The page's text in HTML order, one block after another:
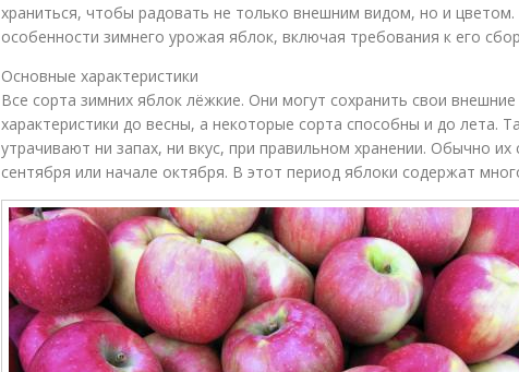
храниться, чтобы радовать не только внешним видом, но и
особенности зимнего урожая яблок, включая требования к его
Основные характеристики
Все сорта зимних яблок лёжкие. Они могут сохранить свои внешние
характеристики до весны, а некоторые сорта способны и до лета.
утрачивают ни запах, ни вкус, при правильном хранении. Обычно
сентября или начале октября. В этот период яблоки содержат